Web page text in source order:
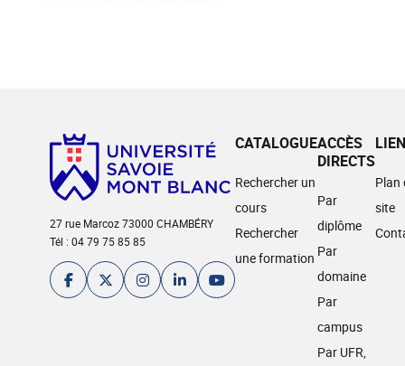
27 rue Marcoz 73000 CHAMBÉRY
Tél : 04 79 75 85 85
CATALOGUE
Rechercher un
cours
Rechercher
une formation
ACCÈS
DIRECTS
Par
diplôme
Par
domaine
Par
campus
Par UFR,
Plan
site